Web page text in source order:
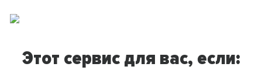
Этот сервис для вас, если: